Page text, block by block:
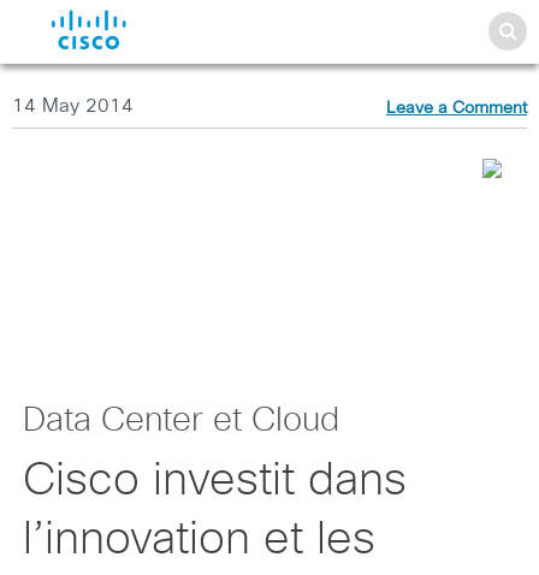
14 May 2014 Leave a Comment
Data Center et Cloud
Cisco investit dans
l’innovation et les